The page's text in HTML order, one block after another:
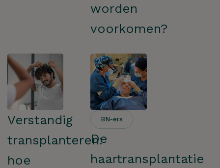
worden
voorkomen?
Verstandig
transplanteren:
hoe
BN-ers
De
haartransplantatie